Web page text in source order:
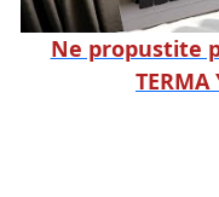
Ne propustite